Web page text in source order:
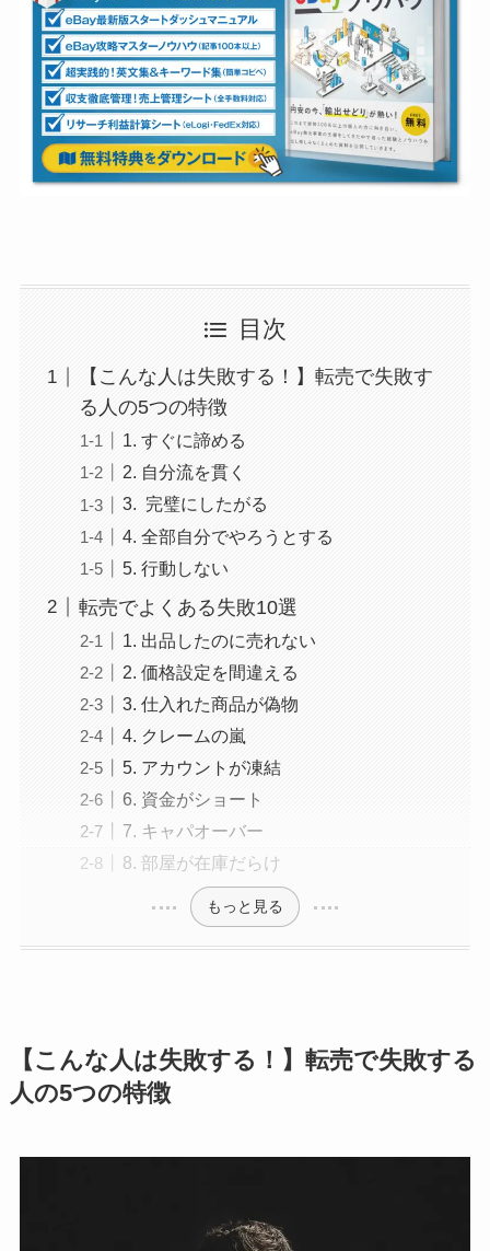
目次
【こんな人は失敗する！】転売で失敗す
る人の5つの特徴
1. すぐに諦める
2. 自分流を貫く
3. 完璧にしたがる
4. 全部自分でやろうとする
5. 行動しない
転売でよくある失敗10選
1. 出品したのに売れない
2. 価格設定を間違える
3. 仕入れた商品が偽物
4. クレームの嵐
5. アカウントが凍結
6. 資金がショート
7. キャパオーバー
8. 部屋が在庫だらけ
もっと見る
【こんな人は失敗する！】転売で失敗する
人の5つの特徴